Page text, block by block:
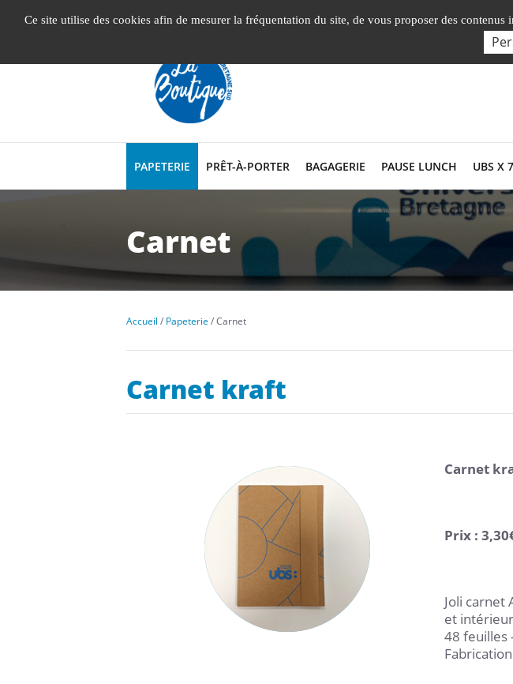
PAPETERIE PRÊT-À-PORTER BAGAGERIE PAUSE LUNCH UBS X
Carnet
Accueil Papeterie Carnet
Carnet kraft
Carnet
Prix :
Joli carnet
et
48 feuilles
Ce site utilise des cookies afin de mesurer la fréquentation du site, de vous proposer des